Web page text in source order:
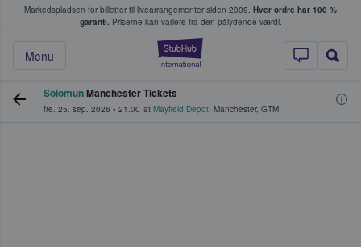
Markedspladsen for billetter til livearrangementer siden 2009. Hver ordre har 100 %
garanti. Priserne kan variere fra den pålydende værdi.
StubHub - Hvor
Menu
køber og sælger billetter
SolomunManchester Tickets
fre. 25. sep. 2026 • 21.00 at Mayfield Depot, Manchester, GTM